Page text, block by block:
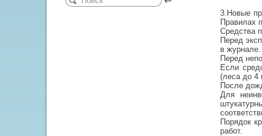
3.Новые
Правилах
Средства
Перед
в журнале.
Перед
Если
(леса до 4
После
Для
Порядок
работ.